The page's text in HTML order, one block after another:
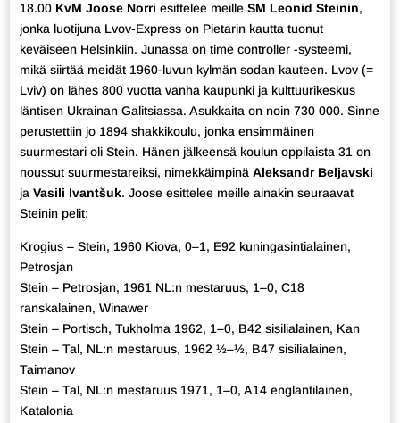
18.00 KvM Joose Norri esittelee meille SM Leonid Steinin,
jonka luotijuna Lvov-Express on Pietarin kautta tuonut
keväiseen Helsinkiin. Junassa on time controller -systeemi,
mikä siirtää meidät 1960-luvun kylmän sodan kauteen. Lvov (=
Lviv) on lähes 800 vuotta vanha kaupunki ja kulttuurikeskus
läntisen Ukrainan Galitsiassa. Asukkaita on noin 730 000. Sinne
perustettiin jo 1894 shakkikoulu, jonka ensimmäinen
suurmestari oli Stein. Hänen jälkeensä koulun oppilaista 31 on
noussut suurmestareiksi, nimekkäimpinä Aleksandr Beljavski
ja Vasili Ivantšuk. Joose esittelee meille ainakin seuraavat
Steinin pelit:
Krogius – Stein, 1960 Kiova, 0–1, E92 kuningasintialainen,
Petrosjan
Stein – Petrosjan, 1961 NL:n mestaruus, 1–0, C18
ranskalainen, Winawer
Stein – Portisch, Tukholma 1962, 1–0, B42 sisilialainen, Kan
Stein – Tal, NL:n mestaruus, 1962 ½–½, B47 sisilialainen,
Taimanov
Stein – Tal, NL:n mestaruus 1971, 1–0, A14 englantilainen,
Katalonia